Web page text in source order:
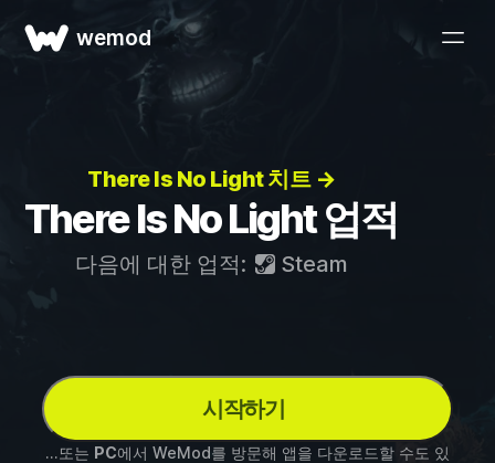
wemod
There Is No Light 치트 →
There Is No Light 업적
다음에 대한 업적: Steam
시작하기
...또는 PC에서 WeMod를 방문해 앱을 다운로드할 수도 있